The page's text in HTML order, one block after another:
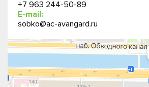
+7 963 244-50-89
E-mail:
sobko@ac-avangard.ru